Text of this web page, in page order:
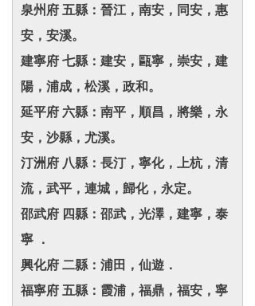
泉州府 五縣：晉江，南安，同安，惠
安，安溪。
建寧府 七縣：建安，甌寧，崇安，建
陽，浦成，松溪，政和。
延平府 六縣：南平，順昌，將樂，永
安，沙縣，尤溪。
汀洲府 八縣：長汀，寧化，上杭，清
流，武平，連城，歸化，永定。
邵武府 四縣：邵武，光澤，建寧，泰
寧 ．
興化府 二縣：浦田，仙遊．
福寧府 五縣：霞浦，福鼎，福安，寧